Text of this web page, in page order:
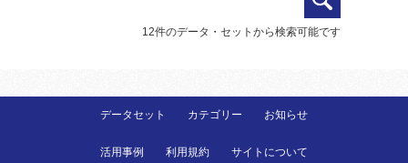
12件のデータ・セットから検索可能です
データセット カテゴリー お知らせ
活用事例 利用規約 サイトについて